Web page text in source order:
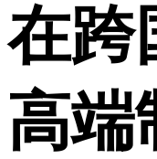
在跨
高端